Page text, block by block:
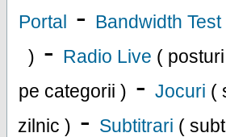
Portal - Bandwidth Test
) - Radio Live (
pe categorii ) - Jocuri (
zilnic ) - Subtitrari (